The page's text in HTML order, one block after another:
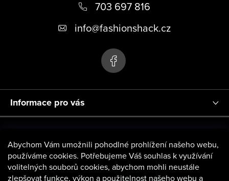
Abychom Vám umožnili pohodlné prohlížení našeho webu,
používáme cookies. Potřebujeme Váš souhlas k využívání
volitelných souborů cookies, abychom mohli neustále
zlepšovat funkce, výkon a použitelnost našeho webu a
703 697 816
info@fashionshack.cz
Informace pro vás